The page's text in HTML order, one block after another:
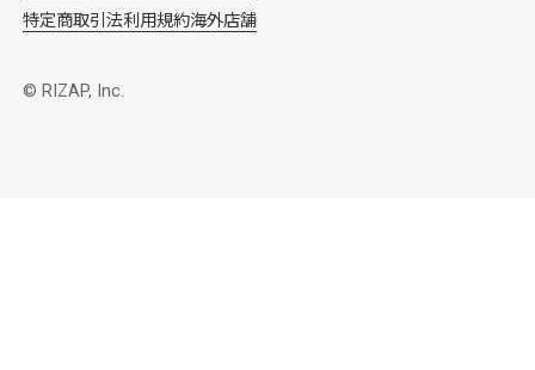
特定商取引法利用規約海外店舗
© RIZAP, Inc.